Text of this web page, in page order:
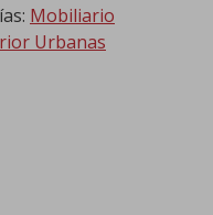
Mobiliario
Urbanas